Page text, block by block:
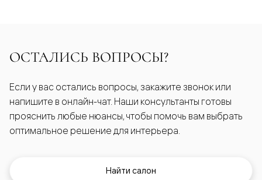
ОСТАЛИСЬ ВОПРОСЫ?
Если у вас остались вопросы, закажите звонок или
напишите в онлайн-чат. Наши консультанты готовы
прояснить любые нюансы, чтобы помочь вам выбрать
оптимальное решение для интерьера.
Найти салон